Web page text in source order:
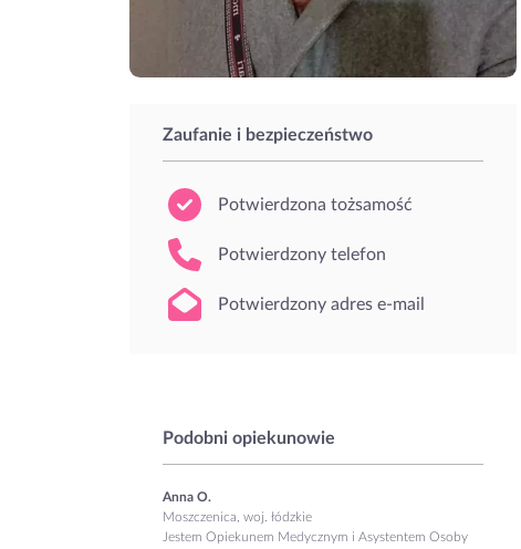
Zaufanie i bezpieczeństwo
Potwierdzona tożsamość
Potwierdzony telefon
Potwierdzony adres e-mail
Podobni opiekunowie
Anna O.
Moszczenica, woj. łódzkie
Jestem Opiekunem Medycznym i Asystentem Osoby